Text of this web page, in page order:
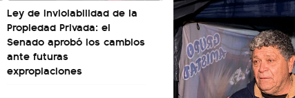
Ley de Inviolabilidad de la
Propiedad Privada: el
Senado aprobó los cambios
ante futuras
expropiaciones